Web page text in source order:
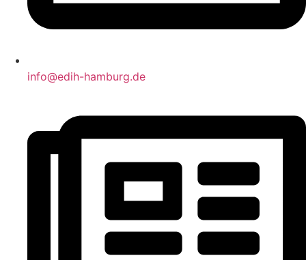
info@edih-hamburg.de